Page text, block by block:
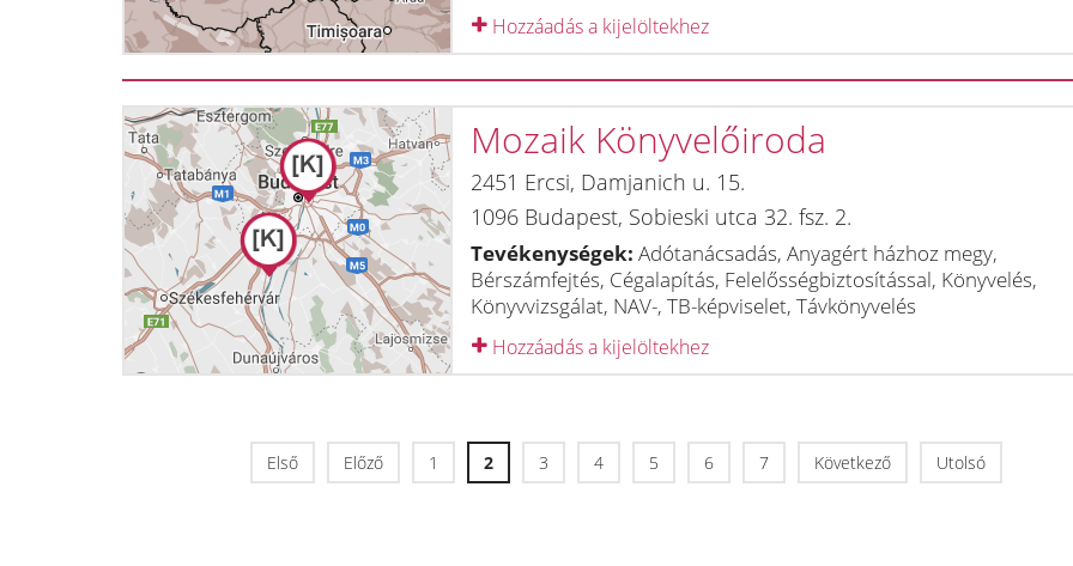
Hozzáadás a kijelöltekhez
Mozaik Könyvelőiroda
2451 Ercsi, Damjanich u. 15.
1096 Budapest, Sobieski utca 32. fsz. 2.
Tevékenységek: Adótanácsadás, Anyagért házhoz megy,
Bérszámfejtés, Cégalapítás, Felelősségbiztosítással, Könyvelés,
Könyvvizsgálat, NAV-, TB-képviselet, Távkönyvelés
Hozzáadás a kijelöltekhez
Első Előző 1 2 3 4 5 6 7 Következő Utolsó